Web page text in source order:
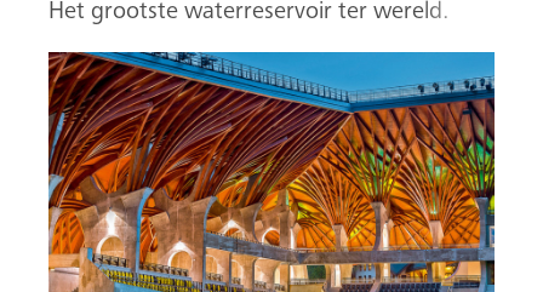
Het grootste waterreservoir ter wereld.